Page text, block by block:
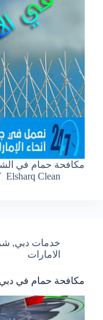
مكافحة حمام في
Elsharq Clean
خدمات دبي,
الامارات
مكافحة حمام في دبي